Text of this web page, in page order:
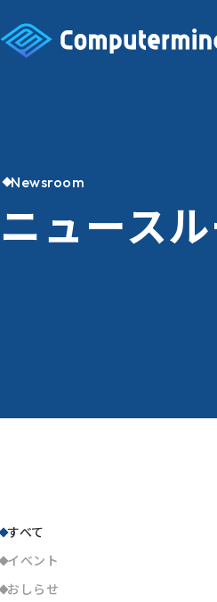
Newsroom
ニュース
すべて
イベント
おしらせ